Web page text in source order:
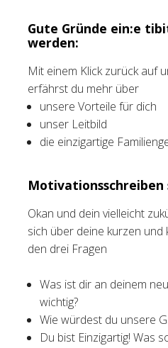
Gute Gründe ein:e
werden:
Mit einem Klick zurück auf
erfährst du mehr über
unsere Vorteile für dich
unser Leitbild
die einzigartige
Motivationsschreiben
Okan und dein vielleicht
sich über deine kurzen
den drei Fragen
Was ist dir an deinem
wichtig?
Wie würdest du unsere
Du bist Einzigartig! Was